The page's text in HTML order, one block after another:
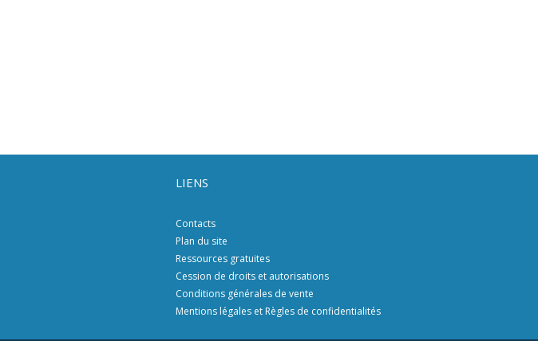
LIENS
Contacts
Plan du site
Ressources gratuites
Cession de droits et autorisations
Conditions générales de vente
Mentions légales et Règles de confidentialités